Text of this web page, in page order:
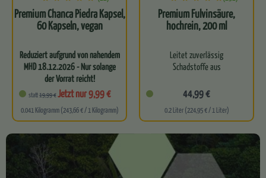
Premium Chanca Piedra Kapsel,
60 Kapseln, vegan
Reduziert aufgrund von nahendem
MHD 18.12.2026 - Nur solange
der Vorrat reicht!
Hochdosierte Chanca Piedra
in praktischer…
statt19,99 €Jetzt nur 9,99 €
0.041 Kilogramm (243,66 € / 1 Kilogramm)
Premium Fulvinsäure,
hochrein, 200 ml
Leitet zuverlässig
Schadstoffe aus
Entgiftet dich effektiv auf
Zellebene
Kurbelt deinen
körpereigenen
Zellstoffwechsel an
44,99 €
0.2 Liter (224,95 € / 1 Liter)